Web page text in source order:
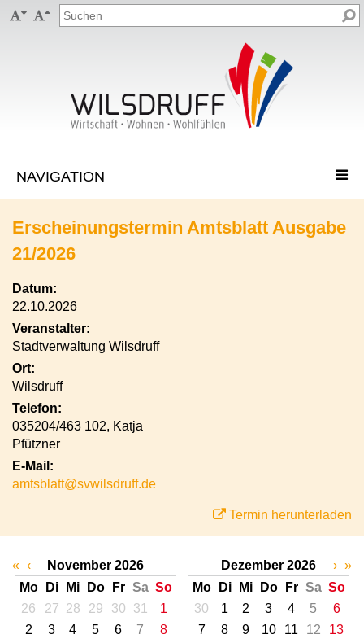
 
Erscheinungstermin Amtsblatt Ausgabe
21/2026
Datum:
22.10.2026
Veranstalter:
Stadtverwaltung Wilsdruff
Ort:
Wilsdruff
Telefon:
035204/463 102, Katja
Pfützner
E-Mail:
amtsblatt@svwilsdruff.de
Termin herunterladen
« ‹
November 2026
Mo
Di Mi Do Fr Sa So
26
27 28 29 30 31
1
2
3 4 5 6 7
8
Dezember 2026
Mo
Di Mi Do Fr Sa So
30
1 2 3 4 5
6
7
8 9 10 11 12
13
› »